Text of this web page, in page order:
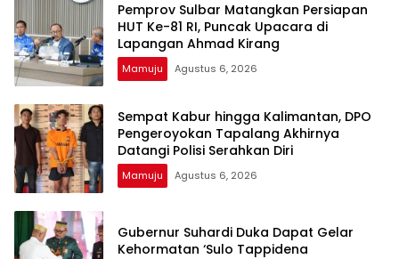
Pemprov Sulbar Matangkan Persiapan
HUT Ke-81 RI, Puncak Upacara di
Lapangan Ahmad Kirang
Mamuju Agustus 6, 2026
Sempat Kabur hingga Kalimantan, DPO
Pengeroyokan Tapalang Akhirnya
Datangi Polisi Serahkan Diri
Mamuju Agustus 6, 2026
Gubernur Suhardi Duka Dapat Gelar
Kehormatan ‘Sulo Tappidena